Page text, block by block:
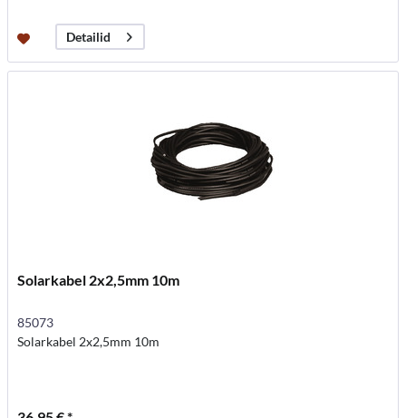
Detailid
Solarkabel 2x2,5mm 10m
85073
Solarkabel 2x2,5mm 10m